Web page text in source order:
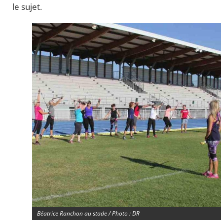
le sujet.
Béatrice Ranchon au stade / Photo : DR